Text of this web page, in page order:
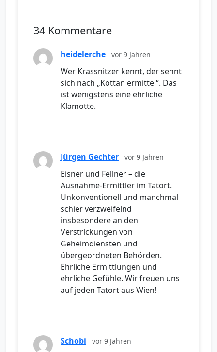
34 Kommentare
heidelerche vor 9 Jahren
Wer Krassnitzer kennt, der sehnt
sich nach „Kottan ermittel“. Das
ist wenigstens eine ehrliche
Klamotte.
Jürgen Gechter vor 9 Jahren
Eisner und Fellner – die
Ausnahme-Ermittler im Tatort.
Unkonventionell und manchmal
schier verzweifelnd
insbesondere an den
Verstrickungen von
Geheimdiensten und
übergeordneten Behörden.
Ehrliche Ermittlungen und
ehrliche Gefühle. Wir freuen uns
auf jeden Tatort aus Wien!
Schobi vor 9 Jahren